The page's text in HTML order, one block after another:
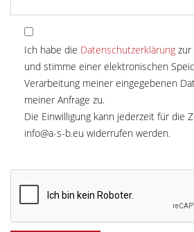
Ich habe die Datenschutzerklärung zur
und stimme einer elektronischen
Verarbeitung meiner eingegebenen
meiner Anfrage zu.
Die Einwilligung kann jederzeit für die
info@a-s-b.eu widerrufen werden.